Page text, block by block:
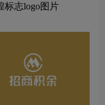
标志logo图片